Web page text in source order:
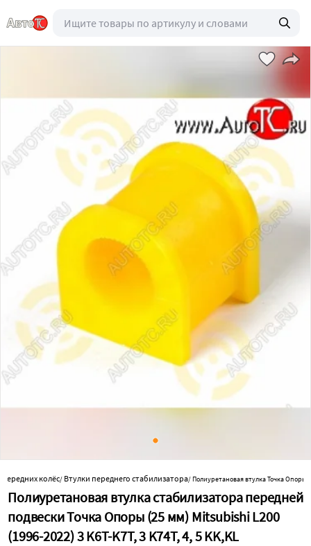
колёс/ Втулки переднего стабилизатора/ Полиуретановая втулка Точка Опоры
Полиуретановая втулка стабилизатора передней
подвески Точка Опоры (25 мм) Mitsubishi L200
(1996-2022) 3 K6T-K7T, 3 K74T, 4, 5 KK,KL